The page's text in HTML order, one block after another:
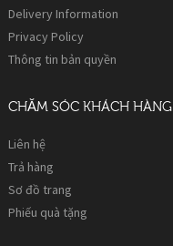
Delivery Information
Privacy Policy
Thông tin bản quyền
CHĂM SÓC KHÁCH HÀNG
Liên hệ
Trả hàng
Sơ đồ trang
Phiếu quà tặng